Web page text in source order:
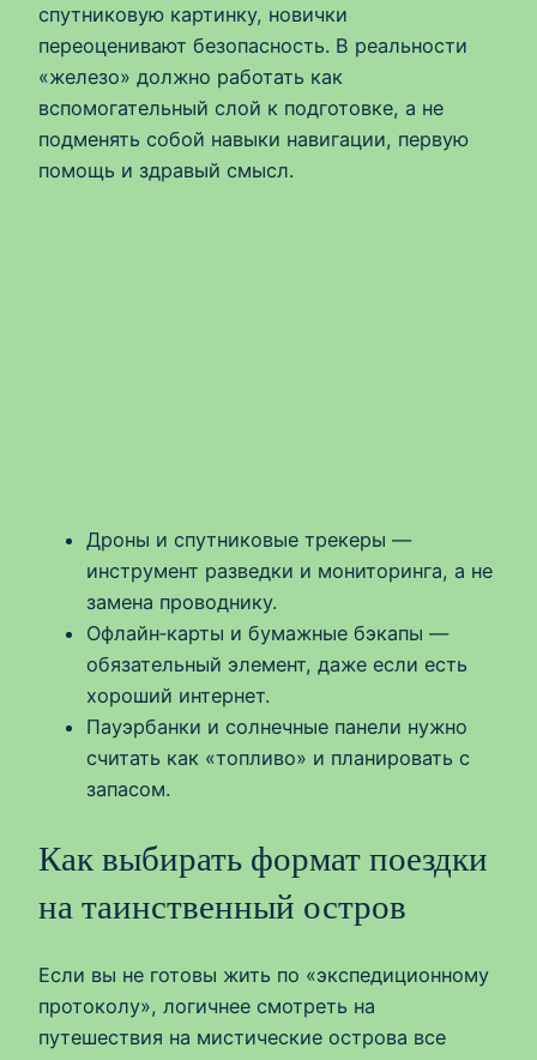
спутниковую картинку, новички
переоценивают безопасность. В реальности
«железо» должно работать как
вспомогательный слой к подготовке, а не
подменять собой навыки навигации, первую
помощь и здравый смысл.
Дроны и спутниковые трекеры —
инструмент разведки и мониторинга, а не
замена проводнику.
Офлайн‑карты и бумажные бэкапы —
обязательный элемент, даже если есть
хороший интернет.
Пауэрбанки и солнечные панели нужно
считать как «топливо» и планировать с
запасом.
Как выбирать формат поездки
на таинственный остров
Если вы не готовы жить по «экспедиционному
протоколу», логичнее смотреть на
путешествия на мистические острова все